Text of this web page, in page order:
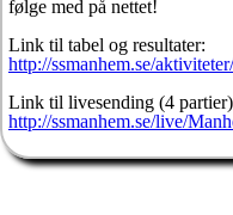
følge med på nettet!
Link til tabel og resultater:
http://ssmanhem.se/
Link til livesending (4
http://ssmanhem.se/live/